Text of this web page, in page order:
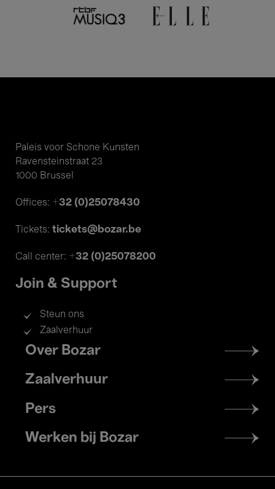
Paleis voor Schone Kunsten
Ravensteinstraat 23
1000 Brussel
Offices: +32 (0)25078430
Tickets: tickets@bozar.be
Call center: +32 (0)25078200
Join & Support
Steun ons
Zaalverhuur
Footer
menu
Over Bozar
Zaalverhuur
Pers
Werken bij Bozar